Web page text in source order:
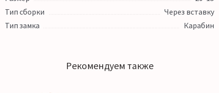
Тип сборки
Через вставку
Тип замка
Карабин
Рекомендуем также